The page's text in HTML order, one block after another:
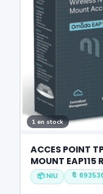
1 en stock
ACCES POINT
MOUNT EAP115
📦 NIU 🔖